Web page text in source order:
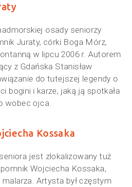
osady seniorzy
Juraty, córki Boga Mórz,
w lipcu 2006 r. Autorem
z Gdańska Stanisław
do tutejszej legendy o
bogini i karze, jaką ją spotkała
wobec ojca.
Kossaka
jest zlokalizowany tuż
Wojciecha Kossaka,
Artysta był częstym